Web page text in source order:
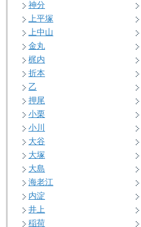
神分
上平塚
上中山
金丸
梶内
折本
乙
押尾
小栗
小川
大谷
大塚
大島
海老江
内淀
井上
稲荷